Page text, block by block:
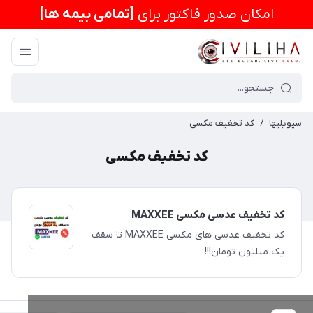
امكان صدور فاکتور برای [تمامی بیمه ها]
سیویلیها / کد تخفیف مکسی
کد تخفیف مکسی
کد تخفیف عدسی مکسی MAXXEE
کد تخفیف عدسی های مکسی MAXXEE تا سقف
یک میلیون تومان!!!